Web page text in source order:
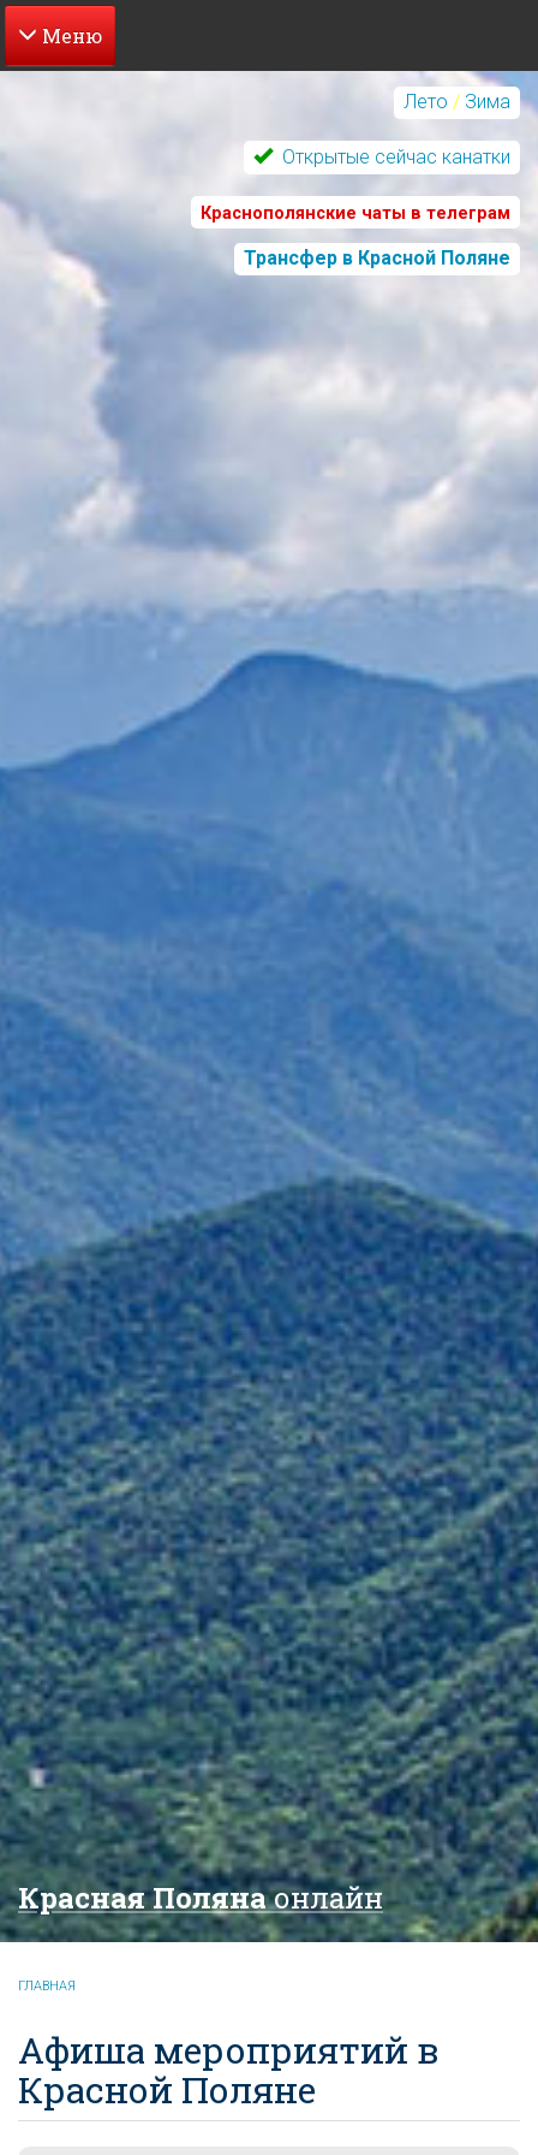
Перейти
содержанию
Лето / Зима
Открытые сейчас канатки
Краснополянские чаты в телеграм
Трансфер в Красной Поляне
Красная Полянаонлайн
ГЛАВНАЯ
Афиша мероприятий в
Красной Поляне